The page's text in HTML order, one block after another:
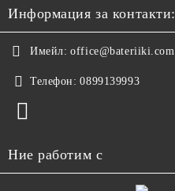
Информация за контакти:
Имейл: office@bateriiki.com
Телефон: 0899139993
Ние работим с